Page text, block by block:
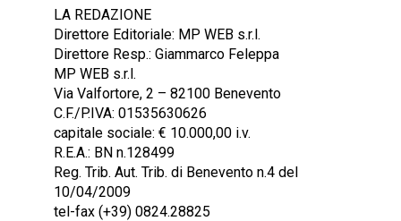
LA REDAZIONE
Direttore Editoriale: MP WEB s.r.l.
Direttore Resp.: Giammarco Feleppa
MP WEB s.r.l.
Via Valfortore, 2 – 82100 Benevento
C.F./P.IVA: 01535630626
capitale sociale: € 10.000,00 i.v.
R.E.A.: BN n.128499
Reg. Trib. Aut. Trib. di Benevento n.4 del
10/04/2009
tel-fax (+39) 0824.28825